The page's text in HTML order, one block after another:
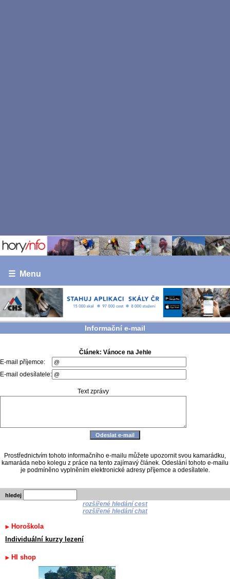
☰ Menu
Informační e-mail
Článek: Vánoce na Jehle
E-mail příjemce:
E-mail odesílatele:
Text zprávy
Prostřednictvím tohoto informačního e-mailu můžete upozornit svou kamarádku,
kamaráda nebo kolegu z práce na tento zajímavý článek. Odeslání tohoto e-mailu
je podmíněno vyplněním elektronické adresy příjemce a odesílatele.
hledej
rozšířené hledání cest
rozšířené hledání chat
Horoškola
Individuální kurzy lezení
HI shop